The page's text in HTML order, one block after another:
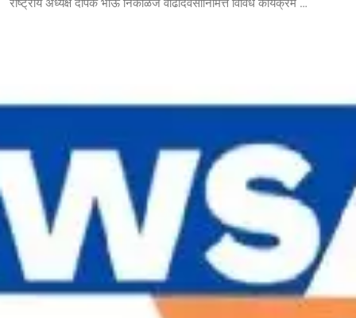
राष्ट्रीय अध्यक्ष दीपक भाऊ निकाळजे वाढदिवसानिमित्त विविध कार्यक्रम – पुणे जिल्हा युवक उपाध्यक्ष अमोल साबळे